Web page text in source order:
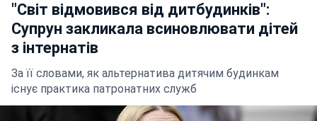
"Світ відмовився від дитбудинків":
Супрун закликала всиновлювати дітей
з інтернатів
За її словами, як альтернатива дитячим будинкам
існує практика патронатних служб